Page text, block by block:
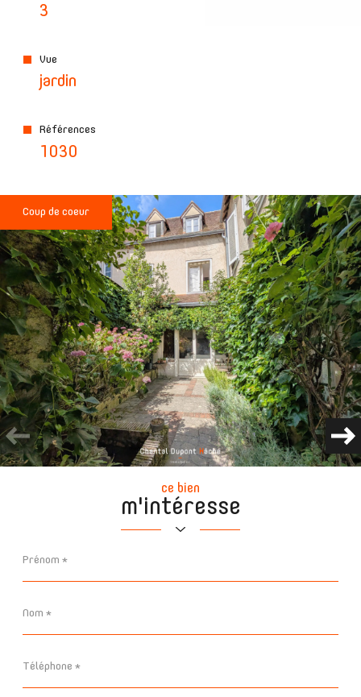
3
Vue
jardin
Références
1030
Coup de coeur
ce bien
m'intéresse
*
*
*